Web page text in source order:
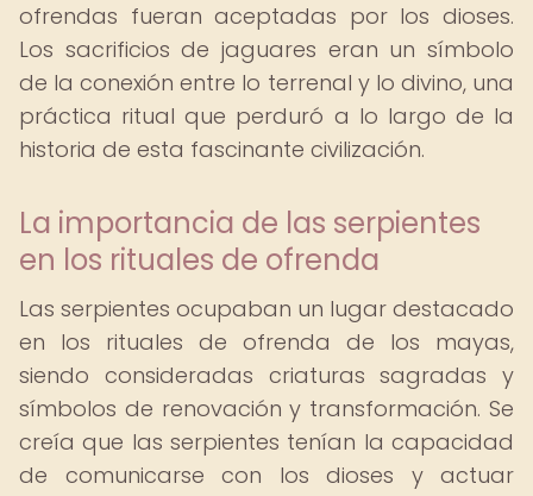
ofrendas fueran aceptadas por los dioses.
Los sacrificios de jaguares eran un símbolo
de la conexión entre lo terrenal y lo divino, una
práctica ritual que perduró a lo largo de la
historia de esta fascinante civilización.
La importancia de las serpientes
en los rituales de ofrenda
Las serpientes ocupaban un lugar destacado
en los rituales de ofrenda de los mayas,
siendo consideradas criaturas sagradas y
símbolos de renovación y transformación. Se
creía que las serpientes tenían la capacidad
de comunicarse con los dioses y actuar